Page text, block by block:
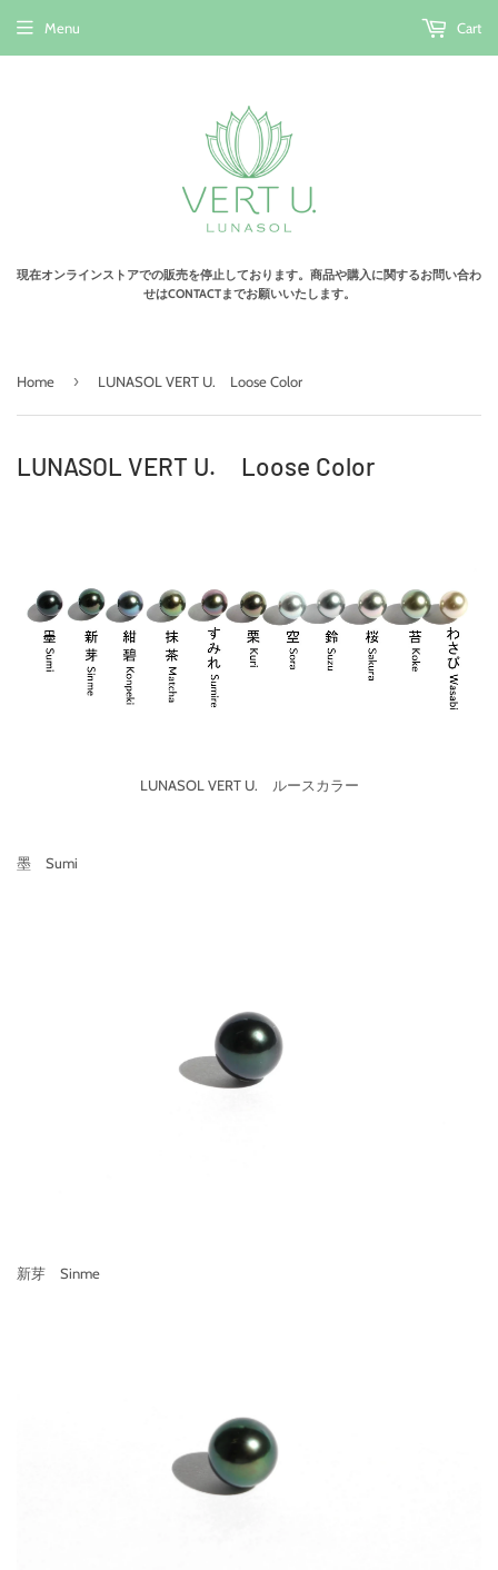
現在オンラインストアでの販売を停止しております。商品や購入に関するお問い合わ
せはCONTACTまでお願いいたします。
Menu Cart
Home › LUNASOL VERT U. Loose Color
LUNASOL VERT U. Loose Color
LUNASOL VERT U. ルースカラー
墨 Sumi
新芽 Sinme